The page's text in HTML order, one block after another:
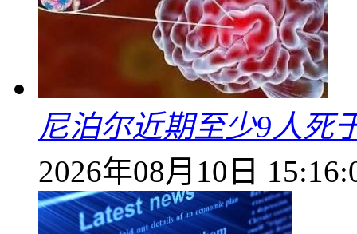
尼泊尔近期至少9人死
2026年08月10日